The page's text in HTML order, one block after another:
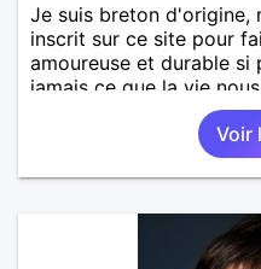
Je suis breton d'origine,
inscrit sur ce site pour
amoureuse et durable si
jamais ce que la vie
est électricien en tant
territorial. J'ai enseigné
écoles mais j'ai voulu
générale: le cinéma, la
Mais je ne vais pas tout
contacter pour faire plus
Voir